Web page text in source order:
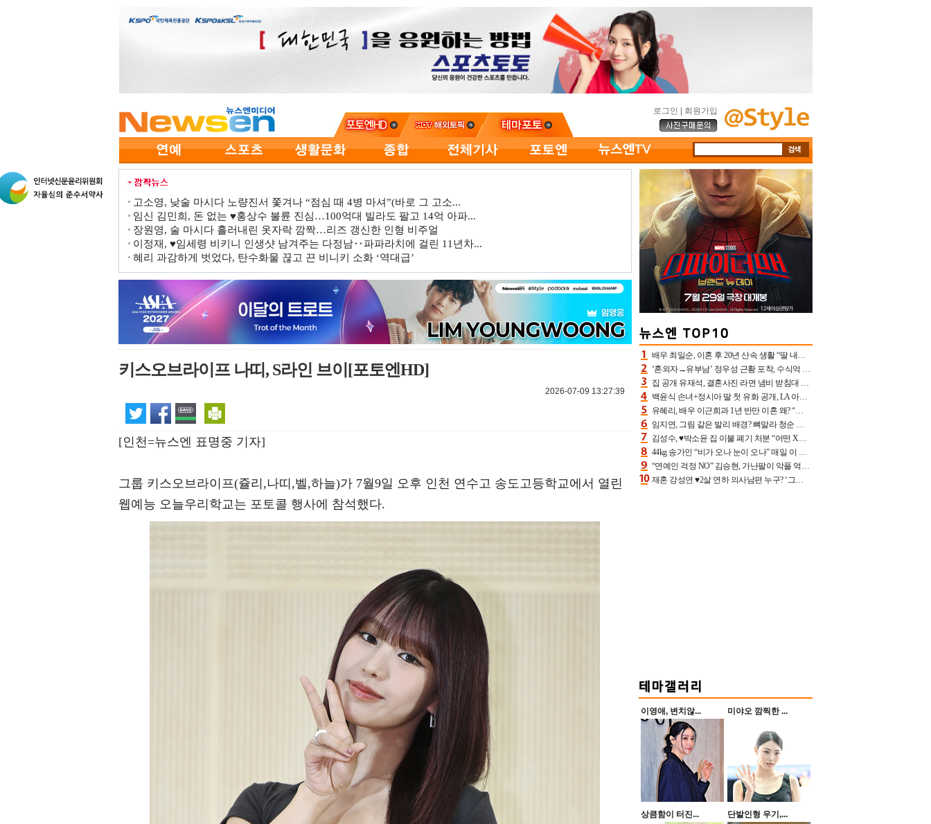
로그인 회원가입
고소영, 낮술 마시다 노량진서 쫓겨나 “점심 때 4병 마셔”(바로 그 고소...
임신 김민희, 돈 없는 ♥홍상수 불륜 진심…100억대 빌라도 팔고 14억 아파...
장원영, 술 마시다 흘러내린 옷자락 깜짝…리즈 갱신한 인형 비주얼
이정재, ♥임세령 비키니 인생샷 남겨주는 다정남‥파파라치에 걸린 11년차...
혜리 과감하게 벗었다, 탄수화물 끊고 끈 비니키 소화 ‘역대급’
키스오브라이프 나띠, S라인 브이[포토엔HD]
2026-07-09 13:27:39
[인천=뉴스엔 표명중 기자]
그룹 키스오브라이프(쥴리,나띠,벨,하늘)가 7월9일 오후 인천 연수고 송도고등학교에서 열린
웹예능 오늘우리학교는 포토콜 행사에 참석했다.
배우 최일순, 이혼 후 20년 산속 생활 “딸 내가 버렸다고 원망‥맘 아파”(특종)[어제TV]
‘혼외자→유부남’ 정우성 근황 포착, 수식억 해킹 피해 후배 만났다 “존경하는”
집 공개 유재석, 결혼사진 라면 냄비 받침대 되고 분노‥가족사진도 피해(놀뭐)[어제TV]
백윤식 손녀+정시아 딸 첫 유화 공개, LA 아트쇼→서울국제조각페스타 작가다운 수준급 실력
유혜리, 배우 이근희과 1년 반만 이혼 왜? “식칼 꽂고 의자 던져” 충격 폭로(특종)[어제TV]
임지연, 그림 같은 발리 배경? 뼈말라 청순 비키니 핏에 상대 안 되네
김성수, ♥박소윤 집 이불 폐기 처분 “어떤 X이랑 썼을지 몰라” 질투(신랑수업2)[어제TV]
44kg 송가인 “비가 오나 눈이 오나” 매일 이 운동, 허벅지 근육량 상승+체지방 감소
“연예인 걱정 NO” 김승현, 가난팔이 악플 억울할만‥아내+딸과 日 여행
재혼 강성연 ♥2살 연하 의사남편 누구? ‘그알’ 자문의에 훈남 비주얼 초엘리트 스펙 [종합]
이영애, 변치않... 미야오 깜찍한 ...
상큼함이 터진... 단발인형 우기,...